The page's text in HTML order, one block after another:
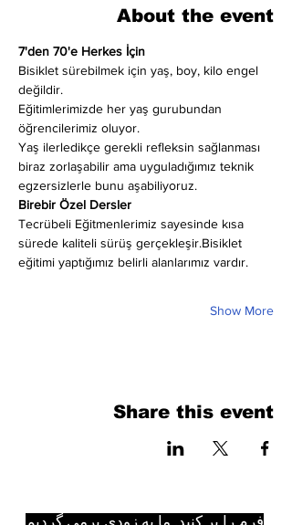
About the event
7'den 70'e Herkes İçin
Bisiklet sürebilmek için yaş, boy, kilo engel
değildir.
Eğitimlerimizde her yaş gurubundan
öğrencilerimiz oluyor.
Yaş ilerledikçe gerekli refleksin sağlanması
biraz zorlaşabilir ama uyguladığımız teknik
egzersizlerle bunu aşabiliyoruz.
Birebir Özel Dersler
Tecrübeli Eğitmenlerimiz sayesinde kısa
sürede kaliteli sürüş gerçekleşir.Bisiklet
eğitimi yaptığımız belirli alanlarımız vardır.
Show More
Share this event